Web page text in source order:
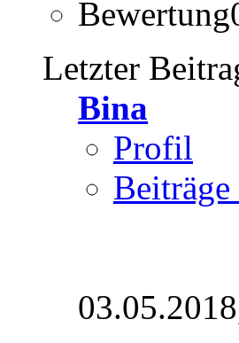
Letzter
Bina
Profil
Beiträge